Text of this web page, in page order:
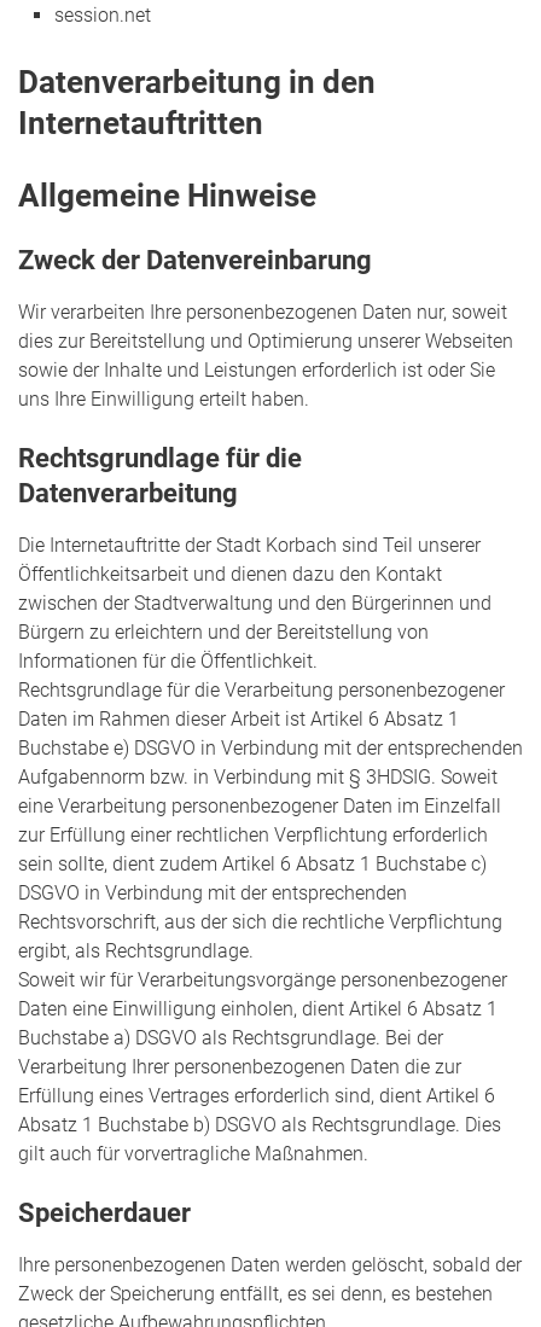
session.net
Datenverarbeitung in den
Internetauftritten
Allgemeine Hinweise
Zweck der Datenvereinbarung
Wir verarbeiten Ihre personenbezogenen Daten nur, soweit
dies zur Bereitstellung und Optimierung unserer Webseiten
sowie der Inhalte und Leistungen erforderlich ist oder Sie
uns Ihre Einwilligung erteilt haben.
Rechtsgrundlage für die
Datenverarbeitung
Die Internetauftritte der Stadt Korbach sind Teil unserer
Öffentlichkeitsarbeit und dienen dazu den Kontakt
zwischen der Stadtverwaltung und den Bürgerinnen und
Bürgern zu erleichtern und der Bereitstellung von
Informationen für die Öffentlichkeit.
Rechtsgrundlage für die Verarbeitung personenbezogener
Daten im Rahmen dieser Arbeit ist Artikel 6 Absatz 1
Buchstabe e) DSGVO in Verbindung mit der entsprechenden
Aufgabennorm bzw. in Verbindung mit § 3HDSIG. Soweit
eine Verarbeitung personenbezogener Daten im Einzelfall
zur Erfüllung einer rechtlichen Verpflichtung erforderlich
sein sollte, dient zudem Artikel 6 Absatz 1 Buchstabe c)
DSGVO in Verbindung mit der entsprechenden
Rechtsvorschrift, aus der sich die rechtliche Verpflichtung
ergibt, als Rechtsgrundlage.
Soweit wir für Verarbeitungsvorgänge personenbezogener
Daten eine Einwilligung einholen, dient Artikel 6 Absatz 1
Buchstabe a) DSGVO als Rechtsgrundlage. Bei der
Verarbeitung Ihrer personenbezogenen Daten die zur
Erfüllung eines Vertrages erforderlich sind, dient Artikel 6
Absatz 1 Buchstabe b) DSGVO als Rechtsgrundlage. Dies
gilt auch für vorvertragliche Maßnahmen.
Speicherdauer
Ihre personenbezogenen Daten werden gelöscht, sobald der
Zweck der Speicherung entfällt, es sei denn, es bestehen